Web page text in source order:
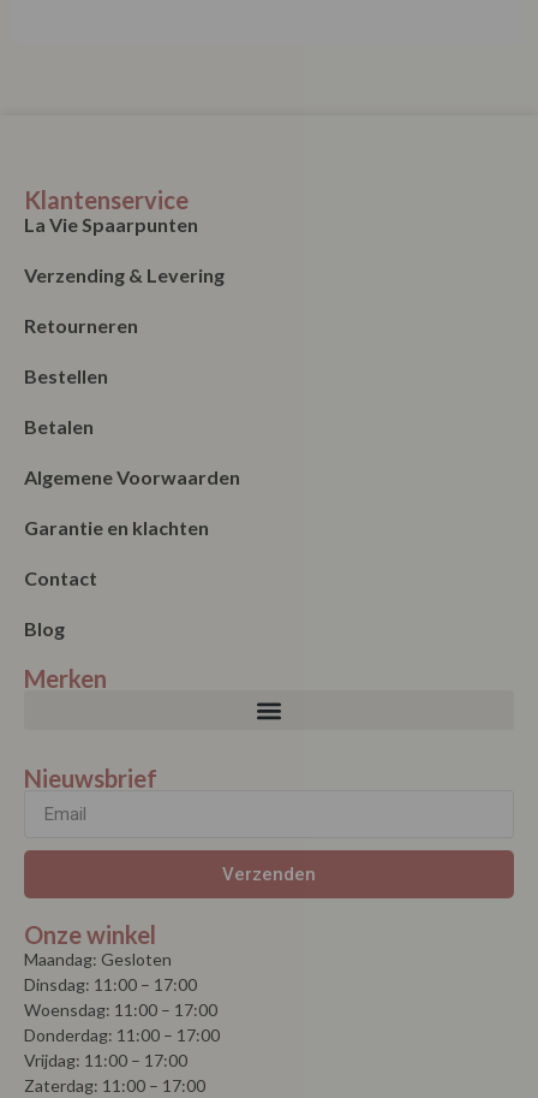
Klantenservice
La Vie Spaarpunten
Verzending & Levering
Retourneren
Bestellen
Betalen
Algemene Voorwaarden
Garantie en klachten
Contact
Blog
Merken
Nieuwsbrief
Verzenden
Onze winkel
Maandag: Gesloten
Dinsdag: 11:00 – 17:00
Woensdag: 11:00 – 17:00
Donderdag: 11:00 – 17:00
Vrijdag: 11:00 – 17:00
Zaterdag: 11:00 – 17:00